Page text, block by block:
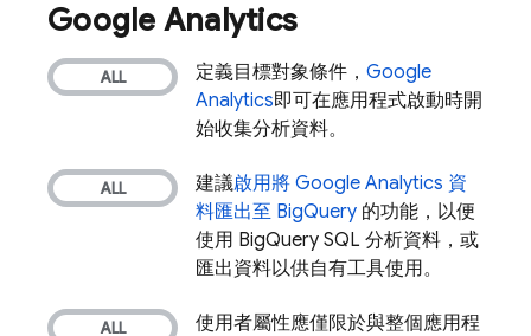
Google Analytics
定義目標對象條件， Google
Analytics即可在應用程式啟動時開
始收集分析資料。
建議啟用將 Google Analytics 資
料匯出至 BigQuery 的功能，以便
使用 BigQuery SQL 分析資料，或
匯出資料以供自有工具使用。
使用者屬性應僅限於與整個應用程